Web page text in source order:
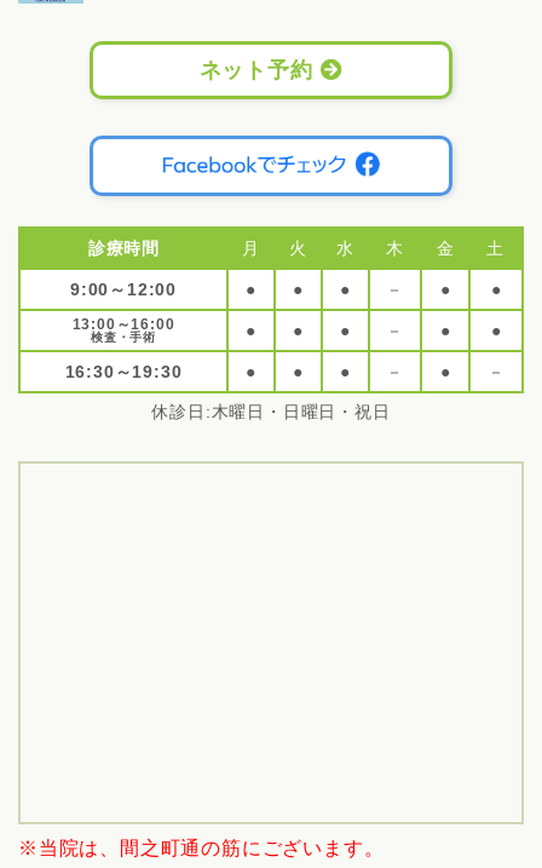
ネット予約
休診日:木曜日・日曜日・祝日
診療時間 月 火 水 木 金 土
9:00～12:00 ● ● ● － ● ●
13:00～16:00
検査・手術 ● ● ● － ● ●
16:30～19:30 ● ● ● － ● －
※当院は、間之町通の筋にございます。